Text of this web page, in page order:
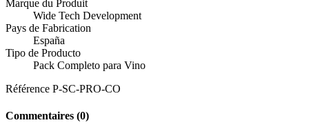
Marque du Produit
Wide Tech Development
Pays de Fabrication
España
Tipo de Producto
Pack Completo para Vino
Référence P-SC-PRO-CO
Commentaires (0)